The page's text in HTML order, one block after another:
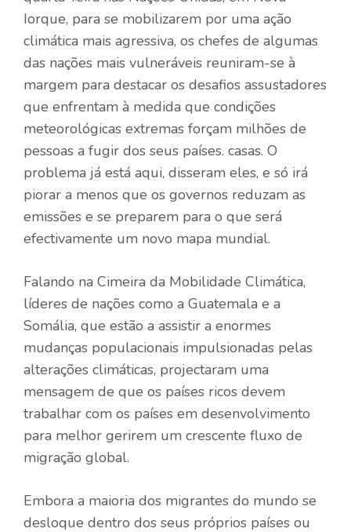
Iorque, para se mobilizarem por uma ação
climática mais agressiva, os chefes de algumas
das nações mais vulneráveis ​​reuniram-se à
margem para destacar os desafios assustadores
que enfrentam à medida que condições
meteorológicas extremas forçam milhões de
pessoas a fugir dos seus países. casas. O
problema já está aqui, disseram eles, e só irá
piorar a menos que os governos reduzam as
emissões e se preparem para o que será
efectivamente um novo mapa mundial.
Falando na Cimeira da Mobilidade Climática,
líderes de nações como a Guatemala e a
Somália, que estão a assistir a enormes
mudanças populacionais impulsionadas pelas
alterações climáticas, projectaram uma
mensagem de que os países ricos devem
trabalhar com os países em desenvolvimento
para melhor gerirem um crescente fluxo de
migração global.
Embora a maioria dos migrantes do mundo se
desloque dentro dos seus próprios países ou